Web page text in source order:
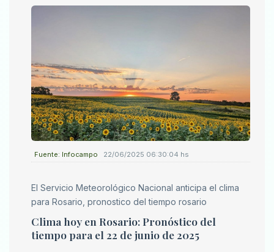
Fuente: Infocampo 22/06/2025 06:30:04 hs
El Servicio Meteorológico Nacional anticipa el clima
para Rosario, pronostico del tiempo rosario
Clima hoy en Rosario: Pronóstico del
tiempo para el 22 de junio de 2025